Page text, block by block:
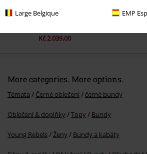
Large Belgique EMP
SLEVA 18%
DMC Kč 2.499,00